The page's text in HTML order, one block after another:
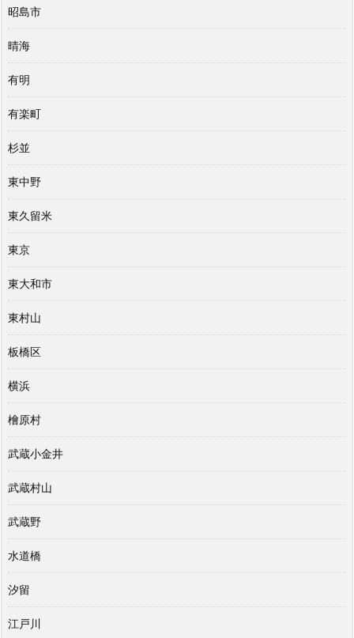
昭島市
晴海
有明
有楽町
杉並
東中野
東久留米
東京
東大和市
東村山
板橋区
横浜
檜原村
武蔵小金井
武蔵村山
武蔵野
水道橋
汐留
江戸川